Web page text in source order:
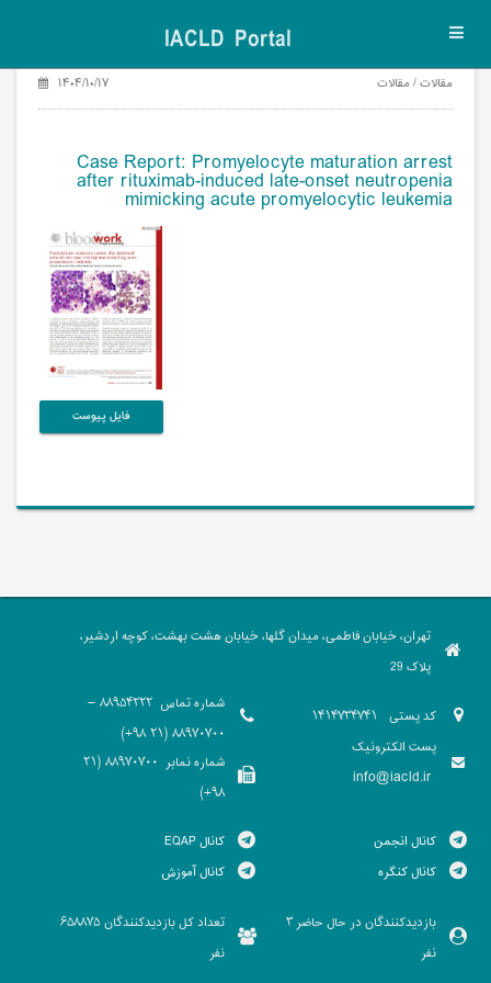
IACLD Portal
مقالات / مقالات ۱۴۰۴/۱۰/۱۷
Case Report: Promyelocyte maturation arrest
after rituximab-induced late-onset neutropenia
mimicking acute promyelocytic leukemia
فایل پیوست
تهران، خیابان فاطمی، میدان گلها، خیابان هشت بهشت، کوچه اردشیر،
پلاک 29
کد پستی
پست الکترونیک
info@iacld.ir
شماره تماس
88954222 -
88970700 (21 98+)
شماره نمابر
88970700 (21
98+)
کانال انجمن
کانال کنگره
کانال EQAP
کانال آموزش
بازدیدکنندگان در حال حاضر3
نفر
تعداد کل بازدیدکنندگان 658875
نفر